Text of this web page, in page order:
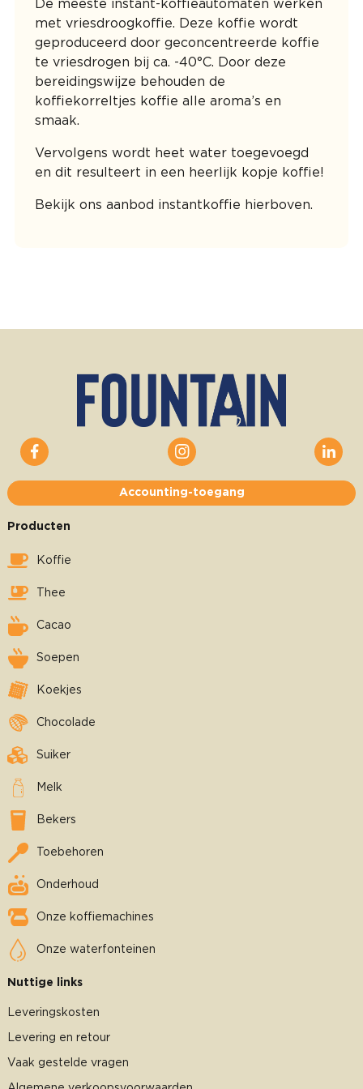
De meeste instant-koffieautomaten werken
met vriesdroogkoffie. Deze koffie wordt
geproduceerd door geconcentreerde koffie
te vriesdrogen bij ca. -40°C. Door deze
bereidingswijze behouden de
koffiekorreltjes koffie alle aroma’s en
smaak.
Vervolgens wordt heet water toegevoegd
en dit resulteert in een heerlijk kopje koffie!
Bekijk ons aanbod instantkoffie hierboven.
Accounting-toegang
Producten
Koffie
Thee
Cacao
Soepen
Koekjes
Chocolade
Suiker
Melk
Bekers
Toebehoren
Onderhoud
Onze koffiemachines
Onze waterfonteinen
Nuttige links
Leveringskosten
Levering en retour
Vaak gestelde vragen